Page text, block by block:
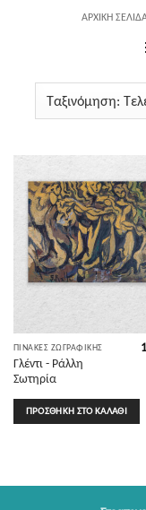
ΑΡΧΙΚΉ
ΠΊΝΑΚΕΣ ΖΩΓΡΑΦΙΚΉΣ
Γλέντι - Ράλλη
Σωτηρία
ΠΡΟΣΘΉΚΗ ΣΤΟ ΚΑΛΆΘΙ